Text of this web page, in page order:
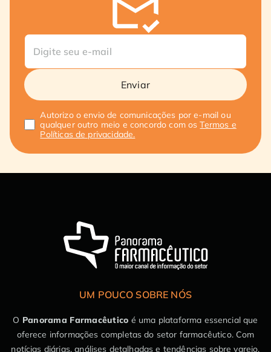
Enviar
Autorizo o envio de comunicações por e-mail ou
qualquer outro meio e concordo com osTermos e
Políticas de privacidade.
UM POUCO SOBRE NÓS
O Panorama Farmacêutico é uma plataforma essencial que
oferece informações completas do setor farmacêutico. Com
notícias diárias, análises detalhadas e tendências sobre varejo,